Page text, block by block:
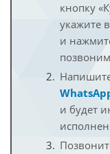
кнопку
укажите
и
и будет